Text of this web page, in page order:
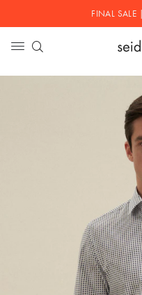
FINAL SALE |